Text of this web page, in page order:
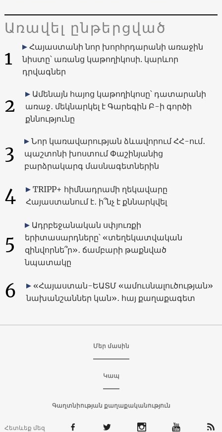
Առավել ընթերցված
1
Հայաստանի նոր խորհրդարանի առաջին
նիստը՝ առանց կաթողիկոսի. կարևոր
դրվագներ
2
Ամենայն հայոց կաթողիկոսը՝ դատարանի
առաջ․ մեկնարկել է Գարեգին Բ-ի գործի
քննությունը
3
Նոր կառավարության ձևավորում ՀՀ-ում․
պաշտոնի խոստում Փաշինյանից
բարձրակարգ մասնագետներին
4
TRIPP+ հիմնադրամի ղեկավարը
Հայաստանում է․ ի՞նչ է քննարկվել
5
Ադրբեջանական սփյուռքի
երիտասարդները՝ «տեղեկատվական
զինվորնե՞ր»․ ճամբարի թաքնված
նպատակը
6
«Հայաստան-ԵԱՏՄ «ամուսնալուծության»
նախանշաններ կան»․ հայ քաղաքագետ
Մեր մասին
Կապ
Գաղտնիության քաղաքականություն
Հետևեք մեզ